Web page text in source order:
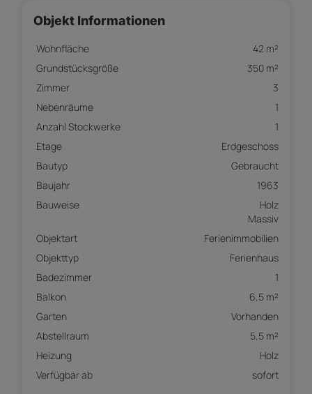
Objekt Informationen
Wohnfläche
42 m²
Grundstücksgröße
350 m²
Zimmer
3
Nebenräume
1
Anzahl Stockwerke
1
Etage
Erdgeschoss
Bautyp
Gebraucht
Baujahr
1963
Bauweise
Holz
Massiv
Objektart
Ferienimmobilien
Objekttyp
Ferienhaus
Badezimmer
1
Balkon
6,5 m²
Garten
Vorhanden
Abstellraum
5,5 m²
Heizung
Holz
Verfügbar ab
sofort